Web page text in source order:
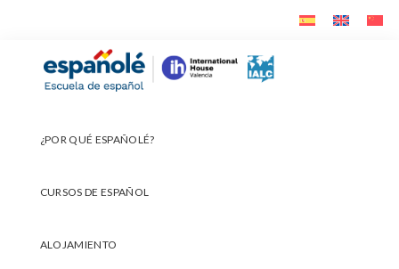
navegación
contenido
¿POR QUÉ ESPAÑOLÉ?
CURSOS DE ESPAÑOL
ALOJAMIENTO